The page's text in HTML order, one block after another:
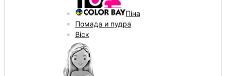
Піна
Помада и пудра
Віск